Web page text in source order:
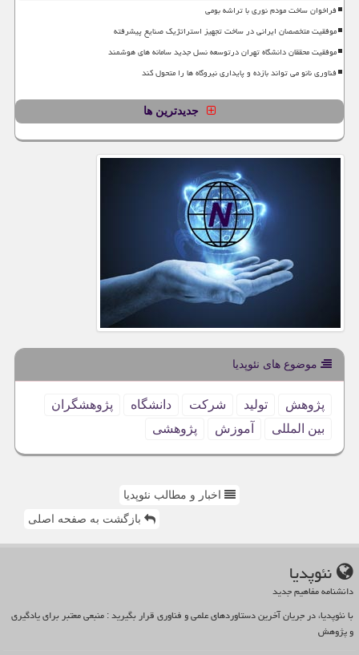
فراخوان ساخت مودم نوری با تراشه بومی
موفقیت متخصصان ایرانی در ساخت تجهیز استراتژیک صنایع پیشرفته
موفقیت محققان دانشگاه تهران درتوسعه نسل جدید سامانه های هوشمند
فناوری نانو می تواند بازده و پایداری نیروگاه ها را متحول کند
جدیدترین ها
موضوع های نئوپدیا
پژوهش تولید شركت دانشگاه
پژوهشگران
بین المللی
آموزش پژوهشی
اخبار و مطالب نئوپدیا
بازگشت به صفحه اصلی
نئوپدیا
دانشنامه مفاهیم جدید
با نئوپدیا، در جریان آخرین دستاوردهای علمی و فناوری قرار بگیرید : منبعی معتبر برای یادگیری
و پژوهش